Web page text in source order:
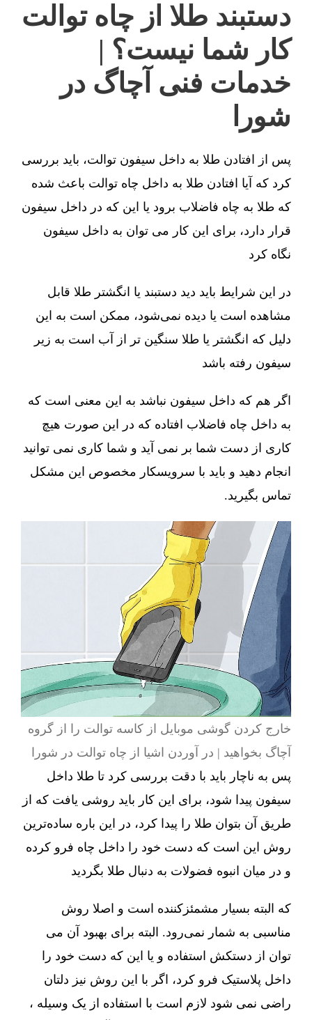
دستبند طلا از چاه توالت
کار شما نیست؟ |
خدمات فنی آچاگ در
شورا
پس از افتادن طلا به داخل سیفون توالت، باید بررسی
کرد که آیا افتادن طلا به داخل چاه توالت باعث شده
که طلا به چاه فاضلاب برود یا این که در داخل سیفون
قرار دارد، برای این کار می توان به داخل سیفون
نگاه کرد
در این شرایط باید دید دستبند یا انگشتر طلا قابل
مشاهده است یا دیده نمی‌شود، ممکن است به این
دلیل که انگشتر یا طلا سنگین تر از آب است به زیر
سیفون رفته باشد
اگر هم که داخل سیفون نباشد به این معنی است که
به داخل چاه فاضلاب افتاده که در این صورت هیچ
کاری از دست شما بر نمی آید و شما کاری نمی توانید
انجام دهید و باید با سرویسکار مخصوص این مشکل
تماس بگیرید.
خارج کردن گوشی موبایل از کاسه توالت را از گروه
آچاگ بخواهید | در آوردن اشیا از چاه توالت در شورا
پس به ناچار باید با دقت بررسی کرد تا طلا داخل
سیفون پیدا شود، برای این کار باید روشی یافت که از
طریق آن بتوان طلا را پیدا کرد، در این باره ساده‌ترین
روش این است که دست خود را داخل چاه فرو کرده
و در میان انبوه فضولات به دنبال طلا بگردید
که البته بسیار مشمئزکننده است و اصلا روش
مناسبی به شمار نمی‌رود. البته برای بهبود آن می
توان از دستکش استفاده و یا این که دست خود را
داخل پلاستیک فرو کرد، اگر با این روش نیز دلتان
راضی نمی شود لازم است با استفاده از یک وسیله ،